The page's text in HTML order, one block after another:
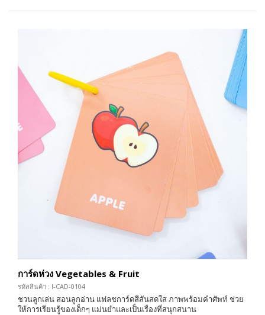
การ์ดห่วง Vegetables & Fruit
รหัสสินค้า : I-CAD-0104
ชวนลูกเล่น สอนลูกอ่าน แฟลชการ์ดสีสันสดใส ภาพพร้อมคำศัพท์ ช่วย
ให้การเรียนรู้ของเด็กๆ แม่นยำและเป็นเรื่องที่สนุกสนาน